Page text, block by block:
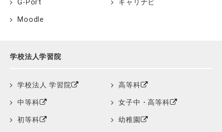
G-Port キャリナビ
Moodle
学校法人学習院
学校法人 学習院 高等科
中等科 女子中・高等科
初等科 幼稚園